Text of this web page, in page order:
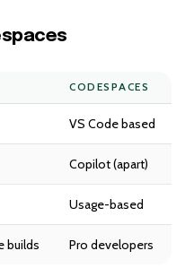
CODESPACES
VS Code based
Copilot (apart)
Usage-based
builds Pro developers